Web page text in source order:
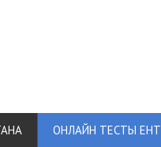
ОНЛАЙН ТЕСТЫ ЕНТ